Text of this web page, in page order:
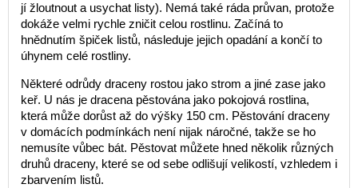
jí žloutnout a usychat listy). Nemá také ráda průvan, protože
dokáže velmi rychle zničit celou rostlinu. Začíná to
hnědnutím špiček listů, následuje jejich opadání a končí to
úhynem celé rostliny.
Některé odrůdy draceny rostou jako strom a jiné zase jako
keř. U nás je dracena pěstována jako pokojová rostlina,
která může dorůst až do výšky 150 cm. Pěstování draceny
v domácích podmínkách není nijak náročné, takže se ho
nemusíte vůbec bát. Pěstovat můžete hned několik různých
druhů draceny, které se od sebe odlišují velikostí, vzhledem i
zbarvením listů.